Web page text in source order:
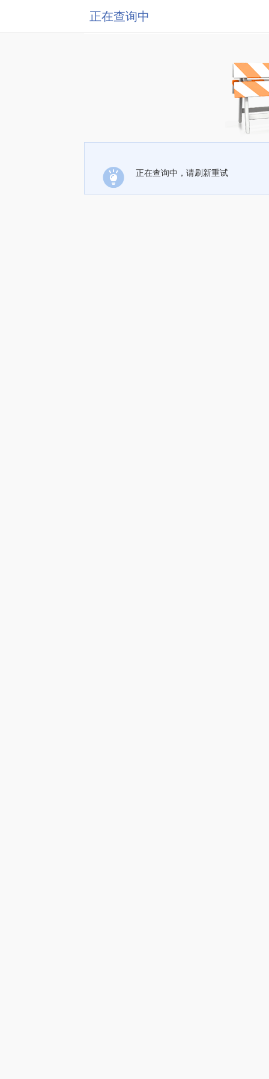
正在查询中
正在查询中，请刷新重试